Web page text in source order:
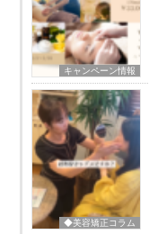
キャンペーン情報
◆美容矯正コラム